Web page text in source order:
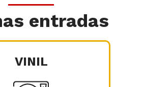
entradas
VINIL